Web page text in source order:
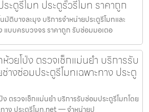
ะตูรีโมท ประตูรั้วรีโมท ราคาถูก
มัติบางละมุง บริการจำหน่ายประตูรีโมทและ
แบบครบวงจร ราคาถูก รับซ่อมมอเตอ
วยโป่ง ตรวจเช็กแม่นยำ บริการรับ
างซ่อมประตูรีโมทเฉพาะทาง ประตู
ตรวจเช็กแม่นยำ บริการรับซ่อมประตูรีโมทโดย
าง ประตูรีโมท.net — จำหน่ายป